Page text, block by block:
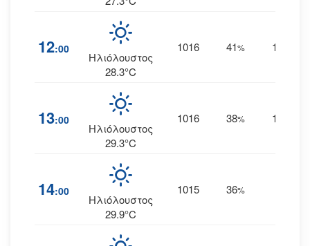
12:00
Ηλιόλουστος
28.3°C
1016 41% 16
13:00
Ηλιόλουστος
29.3°C
1016 38% 16
14:00
Ηλιόλουστος
29.9°C
1015 36%